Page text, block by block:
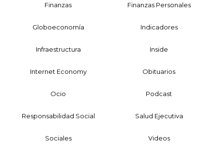
Finanzas Finanzas Personales
Globoeconomía Indicadores
Infraestructura Inside
Internet Economy Obituarios
Ocio Podcast
Responsabilidad Social Salud Ejecutiva
Sociales Videos